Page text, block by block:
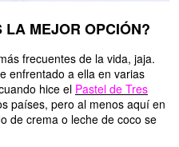
LA MEJOR OPCIÓN?
frecuentes de la vida, jaja.
enfrentado a ella en varias
hice el Pastel de Tres
países, pero al menos aquí en
de crema o leche de coco se